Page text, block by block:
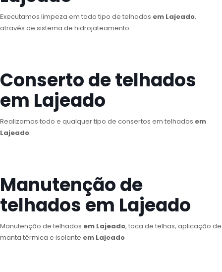
Executamos limpeza em todo tipo de telhados em Lajeado,
através de sistema de hidrojateamento.
Conserto de telhados
em Lajeado
Realizamos todo e qualquer tipo de consertos em telhados em
Lajeado.
Manutenção de
telhados em Lajeado
Manutenção de telhados em Lajeado, toca de telhas, aplicação de
manta térmica e isolante em Lajeado